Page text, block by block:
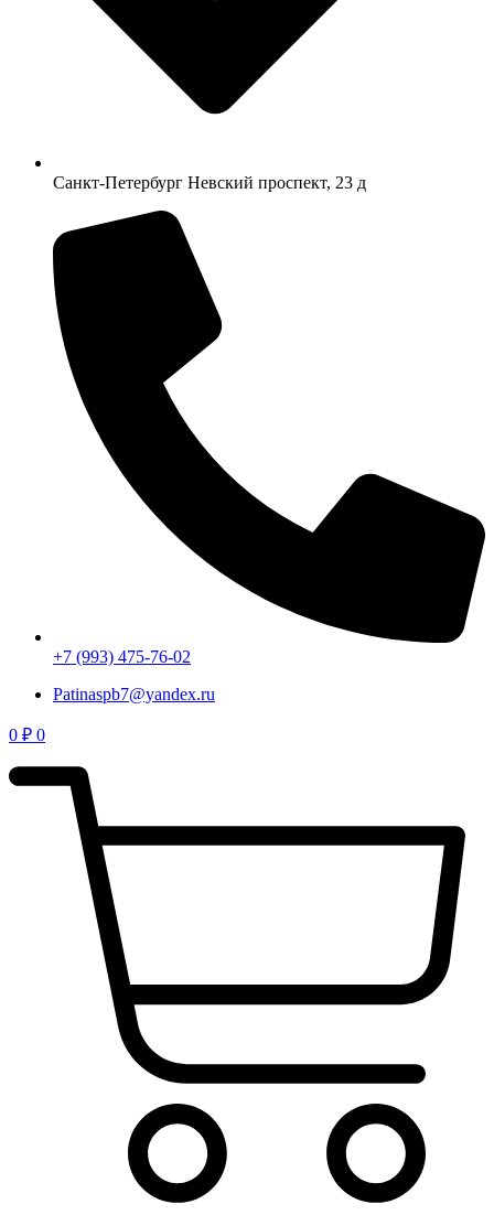
Санкт-Петербург Невский проспект, 23 д
+7 (993) 475-76-02
Patinaspb7@yandex.ru
0 ₽ 0